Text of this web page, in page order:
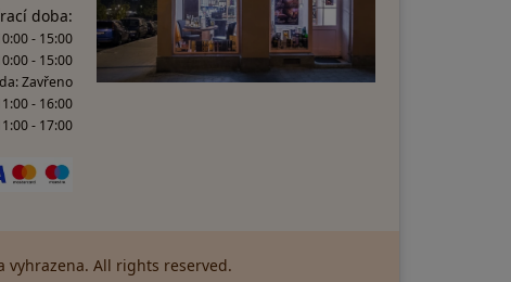
doba:
- 15:00
- 15:00
Zavřeno
- 16:00
- 17:00
vyhrazena. All rights reserved.